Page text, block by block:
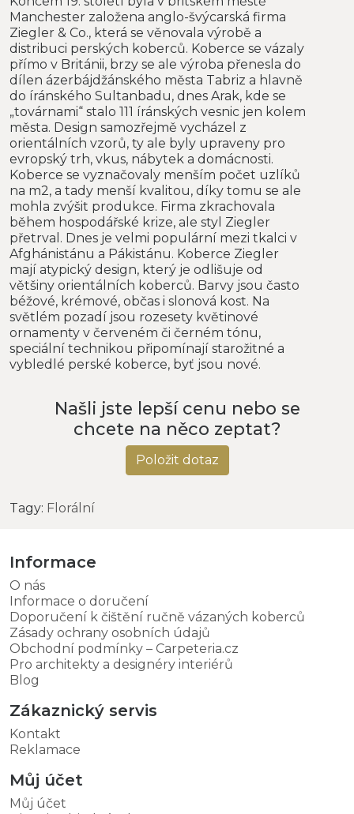
Manchester založena anglo-švýcarská firma
Ziegler & Co., která se věnovala výrobě a
distribuci perských koberců. Koberce se vázaly
přímo v Británii, brzy se ale výroba přenesla do
dílen ázerbájdžánského města Tabriz a hlavně
do íránského Sultanbadu, dnes Arak, kde se
„továrnami“ stalo 111 íránských vesnic jen kolem
města. Design samozřejmě vycházel z
orientálních vzorů, ty ale byly upraveny pro
evropský trh, vkus, nábytek a domácnosti.
Koberce se vyznačovaly menším počet uzlíků
na m2, a tady menší kvalitou, díky tomu se ale
mohla zvýšit produkce. Firma zkrachovala
během hospodářské krize, ale styl Ziegler
přetrval. Dnes je velmi populární mezi tkalci v
Afghánistánu a Pákistánu. Koberce Ziegler
mají atypický design, který je odlišuje od
většiny orientálních koberců. Barvy jsou často
béžové, krémové, občas i slonová kost. Na
světlém pozadí jsou rozesety květinové
ornamenty v červeném či černém tónu,
speciální technikou připomínají starožitné a
vybledlé perské koberce, byť jsou nové.
Našli jste lepší cenu nebo se
chcete na něco zeptat?
Položit dotaz
Tagy: Florální
Informace
O nás
Informace o doručení
Doporučení k čištění ručně vázaných koberců
Zásady ochrany osobních údajů
Obchodní podmínky – Carpeteria.cz
Pro architekty a designéry interiérů
Blog
Zákaznický servis
Kontakt
Reklamace
Můj účet
Můj účet